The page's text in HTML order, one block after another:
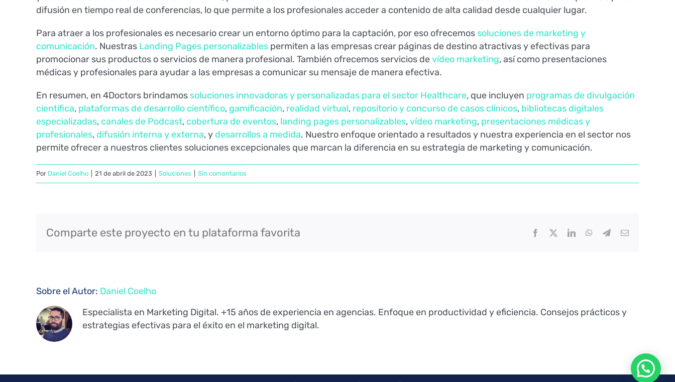
difusión en tiempo real de conferencias, lo que permite a los profesionales acceder a contenido de alta calidad desde cualquier lugar.
Para atraer a los profesionales es necesario crear un entorno óptimo para la captación, por eso ofrecemos soluciones de marketing y
comunicación. Nuestras Landing Pages personalizables permiten a las empresas crear páginas de destino atractivas y efectivas para
promocionar sus productos o servicios de manera profesional. También ofrecemos servicios devídeo marketing, así como presentaciones
médicas y profesionales para ayudar a las empresas a comunicar su mensaje de manera efectiva.
En resumen, en 4Doctors brindamos soluciones innovadoras y personalizadas para el sector Healthcare, que incluyen programas de divulgación
científica, plataformas de desarrollo científico, gamificación, realidad virtual, repositorio y concurso de casos clínicos, bibliotecas digitales
especializadas, canales de Podcast, cobertura de eventos, landing pages personalizables,vídeo marketing, presentaciones médicas y
profesionales, difusión interna y externa, y desarrollos a medida. Nuestro enfoque orientado a resultados y nuestra experiencia en el sector nos
permite ofrecer a nuestros clientes soluciones excepcionales que marcan la diferencia en su estrategia de marketing y comunicación.
Por Daniel Coelho 21 de abril de 2023 Soluciones Sin comentarios
Comparte este proyecto en tu plataforma favorita Facebook
TwitterLinkedInWhatsApp
TelegramCorreo
Sobre el Autor: Daniel Coelho
Especialista en Marketing Digital. +15 años de experiencia en agencias. Enfoque en productividad y eficiencia. Consejos prácticos y
estrategias efectivas para el éxito en el marketing digital.